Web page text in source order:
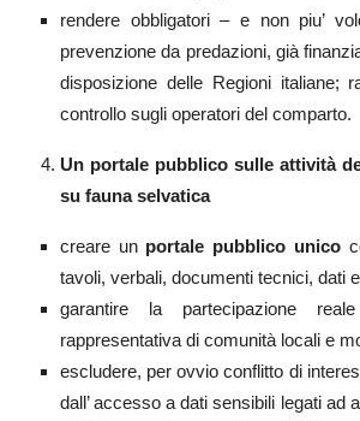
rendere obbligatori – e non piu’
prevenzione da predazioni, già
disposizione delle Regioni italiane;
controllo sugli operatori del comparto.
Un portale pubblico sulle attività
su fauna selvatica
creare un portale pubblico unico
tavoli, verbali, documenti tecnici, dati
garantire la partecipazione
rappresentativa di comunità locali e
escludere, per ovvio conflitto di
dall’ accesso a dati sensibili legati ad